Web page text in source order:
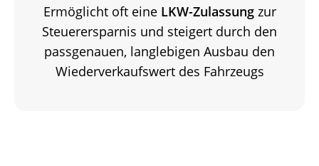
Ermöglicht oft eine LKW-Zulassungzur
Steuerersparnis und steigert durch den
passgenauen, langlebigen Ausbau den
Wiederverkaufswert des Fahrzeugs